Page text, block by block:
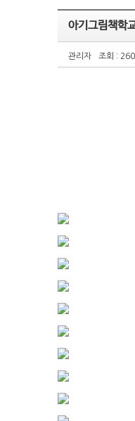
아기그림책학
관리자 조회 : 260